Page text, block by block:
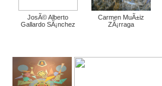
JosÃ© Alberto
Gallardo SÃ¡nchez
Carmen MuÃ±iz
ZÃ¡rraga